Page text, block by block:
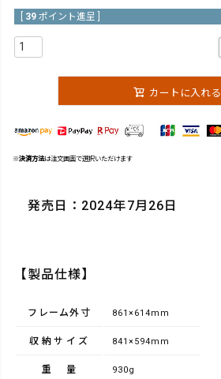
39 ポイント進呈 ]
カートに入れる
※決済方法は注文画面で選択いただけます
発売日：2024年7月26日
【製品仕様】
フレーム外寸 861×614mm
収納サイズ 841×594mm
重量 930g